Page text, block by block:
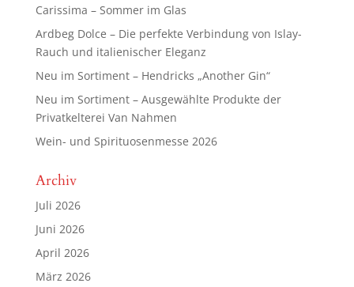
Carissima – Sommer im Glas
Ardbeg Dolce – Die perfekte Verbindung von Islay-
Rauch und italienischer Eleganz
Neu im Sortiment – Hendricks „Another Gin“
Neu im Sortiment – Ausgewählte Produkte der
Privatkelterei Van Nahmen
Wein- und Spirituosenmesse 2026
Archiv
Juli 2026
Juni 2026
April 2026
März 2026